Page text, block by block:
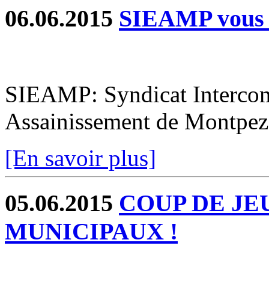
06.06.2015 SIEAMP
SIEAMP: Syndicat
Assainissement de
[En savoir plus]
05.06.2015 COUP DE
MUNICIPAUX !